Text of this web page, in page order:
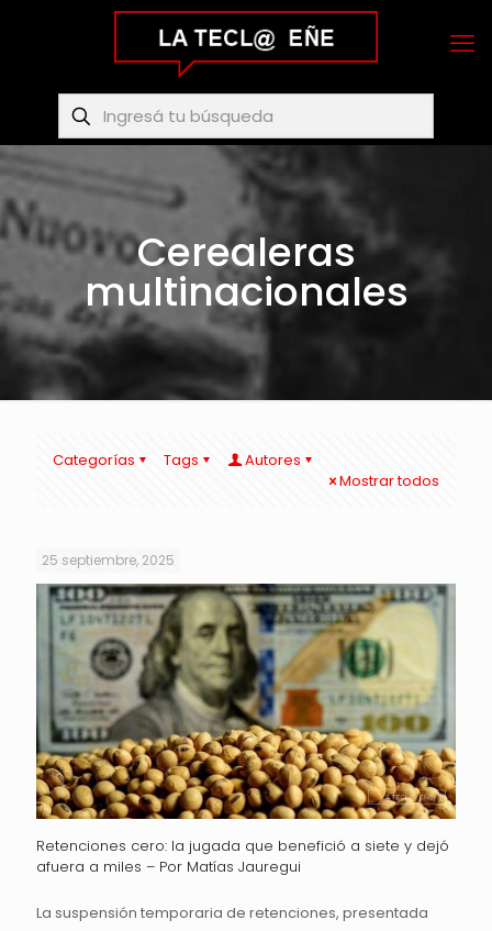
Cerealeras
multinacionales
Categorías Tags
Autores
Mostrar todos
25 septiembre, 2025
Retenciones cero: la jugada que benefició a siete y dejó
afuera a miles – Por Matías Jauregui
La suspensión temporaria de retenciones, presentada